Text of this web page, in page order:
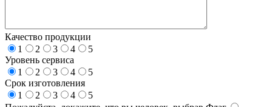
Качество продукции
1
2 3 4
5
Уровень сервиса
1
2 3 4
5
Срок изготовления
1
2 3 4
5